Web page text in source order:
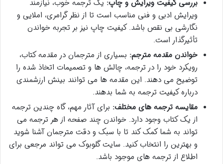
بررسی کیفیت ویرایش و چاپ: یک ترجمه خوب، نیازمند
ویرایش ادبی و فنی مناسب است تا از نظر گرامری، املایی و
نگارشی بی نقص باشد. کیفیت چاپ نیز بر تجربه خواندن
تأثیرگذار است.
خواندن مقدمه مترجم: بسیاری از مترجمان در مقدمه کتاب،
رویکرد خود را در ترجمه، چالش ها و تصمیمات اتخاذ شده را
توضیح می دهند. این مقدمه ها می توانند بینش ارزشمندی
درباره کیفیت ترجمه به شما بدهند.
مقایسه ترجمه های مختلف: برای آثار مهم، گاه چندین ترجمه
از یک کتاب وجود دارد. خواندن چند صفحه از هر ترجمه می
تواند به شما کمک کند تا با سبک و دقت مترجمان آشنا شوید
و بهترین را انتخاب کنید. سایت گلوبوک می تواند مرجعی برای
اطلاع از ترجمه های موجود باشد.